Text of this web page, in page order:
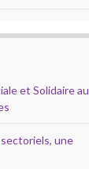
et Solidaire au
sectoriels, une